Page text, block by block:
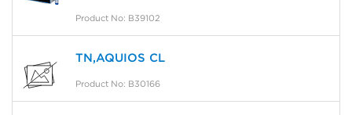
Product No: B39102
TN,AQUIOS CL
Product No: B30166